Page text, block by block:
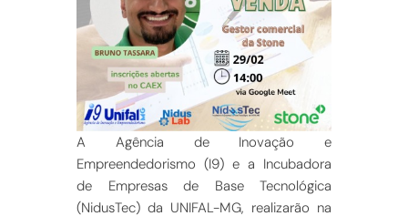
A Agência de Inovação e
Empreendedorismo (I9) e a Incubadora
de Empresas de Base Tecnológica
(NidusTec) da UNIFAL-MG, realizarão na